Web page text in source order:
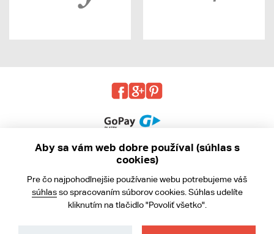
Obchodné podmienky
Ochrana osobných údajov
Aby sa vám web dobre používal (súhlas s
cookies)
Pre čo najpohodlnejšie používanie webu potrebujeme váš
súhlasso spracovaním súborov cookies. Súhlas udelíte
kliknutím na tlačidlo "Povoliť všetko".